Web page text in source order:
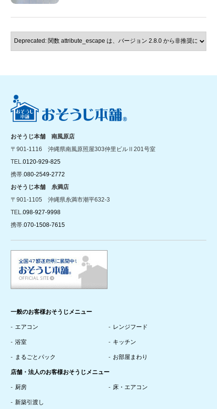
おそうじ本舗 南風原店
〒901-1116 沖縄県南風原照屋303仲里ビルⅡ201号室
TEL.0120-929-825
携帯.080-2549-2772
おそうじ本舗 糸満店
〒901-1105 沖縄県糸満市潮平632-3
TEL.098-927-9998
携帯.070-1508-7615
一般のお客様おそうじメニュー
エアコン レンジフード
浴室 キッチン
まるごとパック お部屋まわり
店舗・法人のお客様おそうじメニュー
厨房 床・エアコン
新築引渡し